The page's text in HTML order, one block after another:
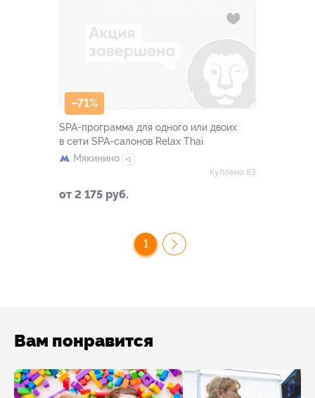
–71%
SPA-программа для одного или двоих
в сети SPA-салонов Relax Thai
Мякинино
+1
от 2 175 руб.
Куплено 83
1
Вам понравится